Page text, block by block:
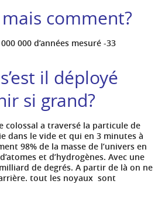
comment?
000 d’années mesuré -33
il déployé
si grand?
colossal a traversé la particule de
dans le vide et qui en 3 minutes à
98% de la masse de l’univers en
et d’hydrogènes. Avec une
de degrés. A partir de là on ne
tout les noyaux sont